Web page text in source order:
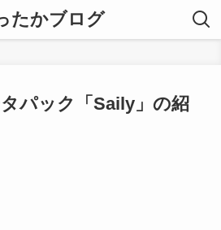
たかブログ
パック「Saily」の紹